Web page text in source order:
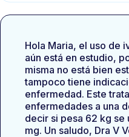
Hola Maria, el uso de
aún está en estudio,
misma no está bien
tampoco tiene
enfermedad. Este
enfermedades a una
decir si pesa 62 kg se
mg. Un saludo, Dra V